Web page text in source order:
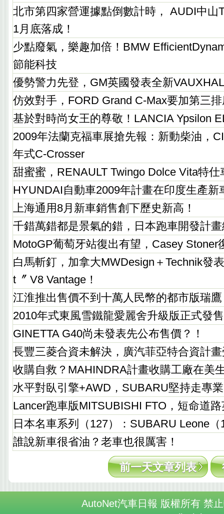
北市第四家營運據點倒數計時， AUDI中山
1月底落成！
少點廢氣，樂趣加倍！BMW
節能科技
優勢警力先登，GM英國發表全新
仿效對手，FORD Grand C-Max要加第三
基於對時尚女王的尊敬！LANCIA Ypsilon
2009年法蘭克福車展搶先報：新動柴油，
年式C-Crosser
甜蜜蜜，RENAULT Twingo Dolce Vita特
HYUNDAI自動車2009年計畫在印度生產新
上海通用8月新車銷售創下歷史新高！
千錯萬錯都是景氣的錯，日本跑車開發計
MotoGP葡萄牙站復出有望，Casey Stoner
白馬斬釘，加拿大MWDesign＋Technik發
t〞 V8 Vantage！
江淮推出售價不到十萬人民幣的都市版瑞
2010年式東風雪鐵龍愛麗舍升級版正式發
GINETTA G40尚未發表先公布售價？！
長豐三菱合資未解決，廣汽菲亞特合資計
收購自救？MAHINDRA計畫收購工廠在美
水平對臥引擎+AWD，SUBARU堅持走專
Lancer跑車版MITSUBISHI FTO，短命道路
日本名車系列（127）：SUBARU Leone（
誰說新車很省油？老車也很厲害！
前一天文章列表
AutoNet汽車日報 版權所有 禁